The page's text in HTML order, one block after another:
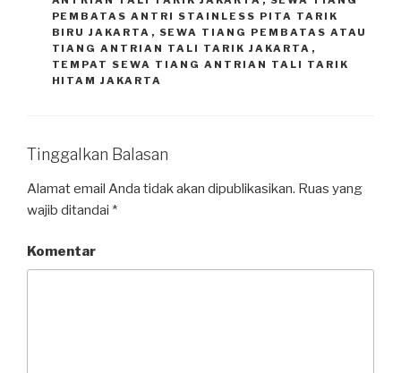
PEMBATAS ANTRI STAINLESS PITA TARIK
BIRU JAKARTA , SEWA TIANG PEMBATAS ATAU
TIANG ANTRIAN TALI TARIK JAKARTA ,
TEMPAT SEWA TIANG ANTRIAN TALI TARIK
HITAM JAKARTA
Tinggalkan Balasan
Alamat email Anda tidak akan dipublikasikan. Ruas yang
wajib ditandai *
Komentar